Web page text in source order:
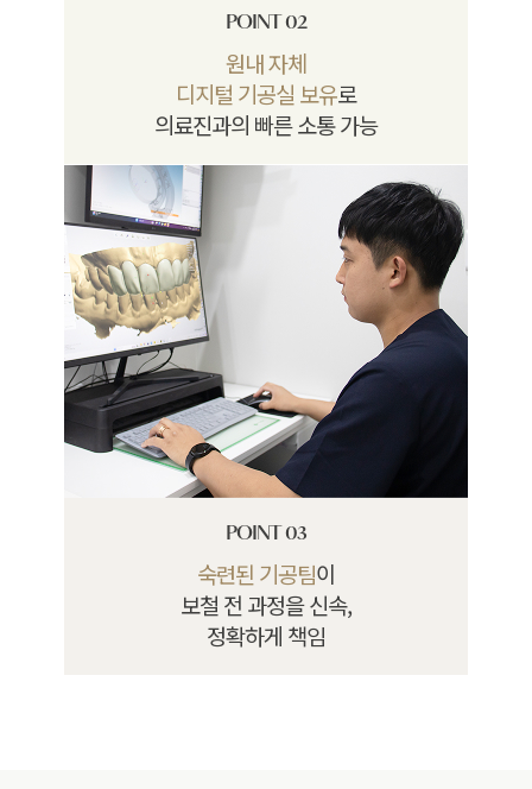
POINT 02
원내 자체
디지털 기공실 보유로
의료진과의 빠른 소통 가능
POINT 03
숙련된 기공팀이
보철 전 과정을 신속,
정확하게 책임